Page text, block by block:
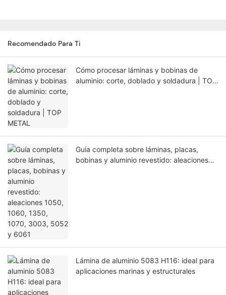
Recomendado Para Ti
Cómo procesar láminas y bobinas de
aluminio: corte, doblado y soldadura | TOP
Guía completa sobre láminas, placas,
bobinas y aluminio revestido: aleaciones
Lámina de aluminio 5083 H116: ideal para
aplicaciones marinas y estructurales